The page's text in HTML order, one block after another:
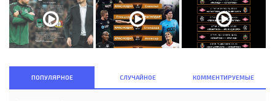
ПОПУЛЯРНОЕ СЛУЧАЙНОЕ КОММЕНТИРУЕМЫЕ